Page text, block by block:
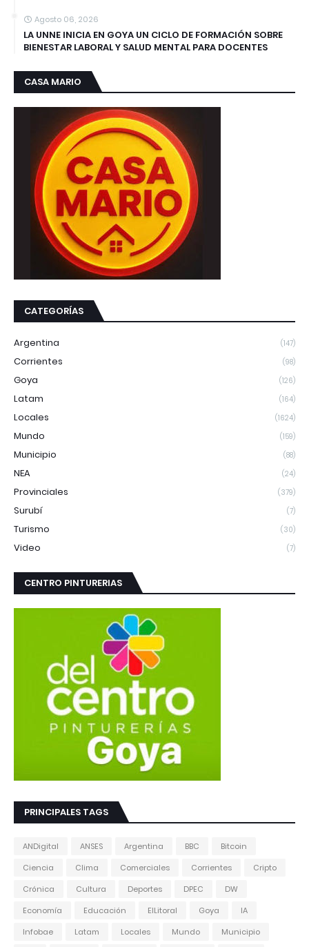
Agosto 06, 2026
LA UNNE INICIA EN GOYA UN CICLO DE FORMACIÓN SOBRE
BIENESTAR LABORAL Y SALUD MENTAL PARA DOCENTES
CASA MARIO
CATEGORÍAS
Argentina (147)
Corrientes (98)
Goya (126)
Latam (164)
Locales (1624)
Mundo (159)
Municipio (88)
NEA (24)
Provinciales (379)
Surubí (7)
Turismo (30)
Video (7)
CENTRO PINTURERIAS
PRINCIPALES TAGS
ANDigital ANSES Argentina BBC
Bitcoin
Ciencia
Clima Comerciales Corrientes
Cripto
Crónica
Cultura Deportes DPEC
DW
Economía
Educación ElLitoral Goya
IA
Infobae
Latam Locales Mundo
Municipio